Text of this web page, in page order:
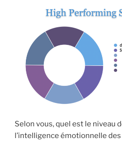
Selon vous, quel est le niveau
l’intelligence émotionnelle